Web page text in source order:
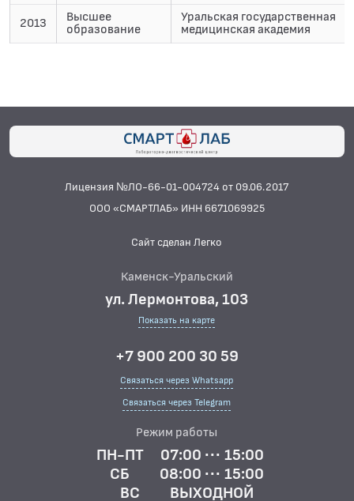
2013
Высшее
образование
Уральская государственная
медицинская академия
Лицензия №ЛО-66-01-004724 от 09.06.2017
ООО «СМАРТЛАБ» ИНН 6671069925
Сайт сделан Легко
Каменск-Уральский
ул. Лермонтова, 103
Показать на карте
+7 900 200 30 59
Связаться через Whatsapp
Связаться через Telegram
Режим работы
ПН-ПТ
07:00 ··· 15:00
СБ
08:00 ··· 15:00
ВС
ВЫХОДНОЙ